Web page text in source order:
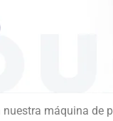
máquina de